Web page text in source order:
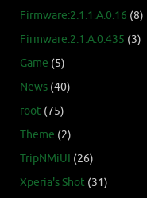
Firmware:2.1.1.A.0.16 (8)
Firmware:2.1.A.0.435 (3)
Game (5)
News (40)
root (75)
Theme (2)
TripNMiUI (26)
Xperia's Shot (31)